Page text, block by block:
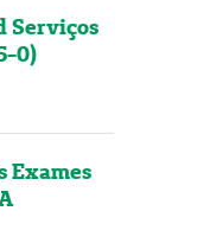
Serviços
0)
Exames